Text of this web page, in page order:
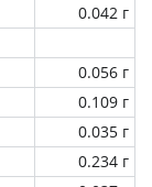
0.042 г
0.056 г
0.109 г
0.035 г
0.234 г